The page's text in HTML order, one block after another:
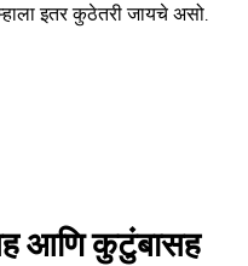
इतर कुठेतरी जायचे असो.
आणि कुटुंबासह